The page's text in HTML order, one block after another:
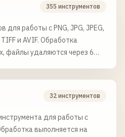
355 инструментов
для работы с PNG, JPG, JPEG,
TIFF и AVIF. Обработка
файлы удаляются через 6
32 инструментов
для работы с
выполняется на